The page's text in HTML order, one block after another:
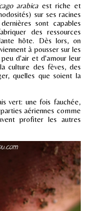
arabica est riche et
sur ses racines
sont capables
des ressources
hôte.
Dès lors, on
à pousser sur les
d'air et d'amour leur
culture des fèves, des
quelles que soient la
vert: une fois fauchée,
aériennes comme
profiter les autres